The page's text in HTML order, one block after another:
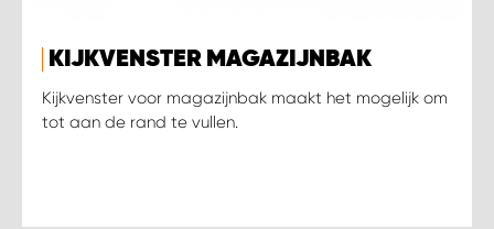
KIJKVENSTER MAGAZIJNBAK
Kijkvenster voor magazijnbak maakt het mogelijk om
tot aan de rand te vullen.